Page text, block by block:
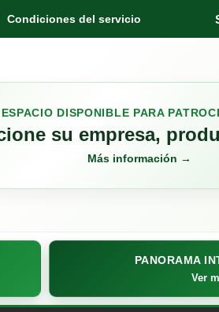
Condiciones del servicio
ESPACIO DISPONIBLE PARA
su empresa,
Más información →
PANORAMA
Ver